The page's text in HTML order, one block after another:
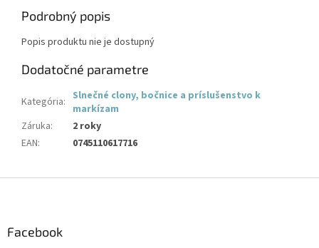
Podrobný popis
Popis produktu nie je dostupný
Dodatočné parametre
Kategória: Slnečné clony, bočnice a príslušenstvo k
markízam
Záruka:
2 roky
EAN: 0745110617716
Facebook